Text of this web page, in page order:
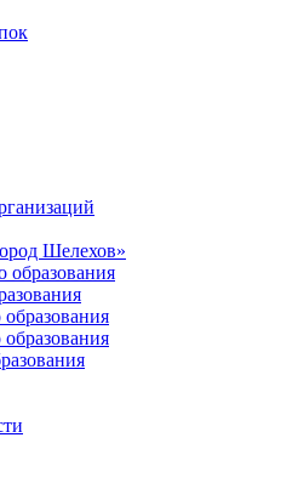
Шелехов»
образования